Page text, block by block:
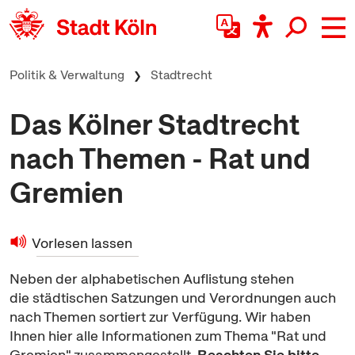
zum Inhalt springen
Politik & Verwaltung Stadtrecht
Das Kölner Stadtrecht
nach Themen - Rat und
Gremien
Vorlesen lassen
Neben der alphabetischen Auflistung stehen
die städtischen Satzungen und Verordnungen auch
nach Themen sortiert zur Verfügung. Wir haben
Ihnen hier alle Informationen zum Thema "Rat und